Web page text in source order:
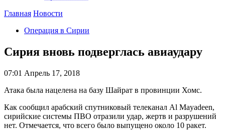
Главная Новости
Операция в Сирии
Сирия вновь подверглась авиаудару
07:01 Апрель 17, 2018
Атака была нацелена на базу Шайрат в провинции Хомс.
Как сообщил арабский спутниковый телеканал Al Mayadeen,
сирийские системы ПВО отразили удар, жертв и разрушений
нет. Отмечается, что всего было выпущено около 10 ракет.